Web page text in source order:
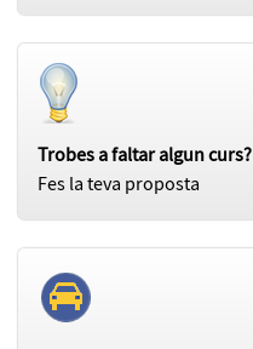
Trobes a faltar algun curs?
Fes la teva proposta